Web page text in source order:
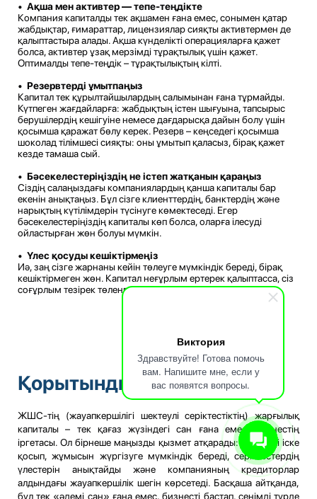
Виктория
Здравствуйте! Готова помочь
вам. Напишите мне, если у
вас появятся вопросы.
• Ақша мен активтер — тепе-теңдікте
Компания капиталды тек ақшамен ғана емес, сонымен қатар
жабдықтар, ғимараттар, лицензиялар сияқты активтермен де
қалыптастыра алады. Ақша күнделікті операцияларға қажет
болса, активтер ұзақ мерзімді тұрақтылық үшін қажет.
Оптималды тепе-теңдік – тұрақтылықтың кілті.
• Резервтерді ұмытпаңыз
Капитал тек құрылтайшылардың салымынан ғана тұрмайды.
Күтпеген жағдайларға: жабдықтың істен шығуына, тапсырыс
берушілердің кешігуіне немесе дағдарысқа дайын болу үшін
қосымша қаражат бөлу керек. Резерв – кеңседегі қосымша
шоколад тілімшесі сияқты: оны ұмытып қаласыз, бірақ қажет
кезде тамаша сый.
• Бәсекелестеріңіздің не істеп жатқанын қараңыз
Сіздің салаңыздағы компаниялардың қанша капиталы бар
екенін анықтаңыз. Бұл сізге клиенттердің, банктердің және
нарықтың күтілімдерін түсінуге көмектеседі. Егер
бәсекелестеріңіздің капиталы көп болса, оларға ілесуді
ойластырған жөн болуы мүмкін.
• Үлес қосуды кешіктірмеңіз
Иә, заң сізге жарнаны кейін төлеуге мүмкіндік береді, бірақ
кешіктірмеген жөн. Капитал неғұрлым ертерек қалыптасса, сіз
соғұрлым тезірек төленген үлестеріңізді аласыз.
Қорытынды
ЖШС-тің (жауапкершілігі шектеулі серіктестіктің) жарғылық
капиталы – тек қағаз жүзіндегі сан ғана емес, бизнестің
іргетасы. Ол бірнеше маңызды қызмет атқарады: бизнесті іске
қосып, жұмысын жүргізуге мүмкіндік береді, серіктестердің
үлестерін анықтайды және компанияның кредиторлар
алдындағы жауапкершілік шегін көрсетеді. Басқаша айтқанда,
бұл тек «әдемі сан» ғана емес, бизнесті бастап, сенімді түрде